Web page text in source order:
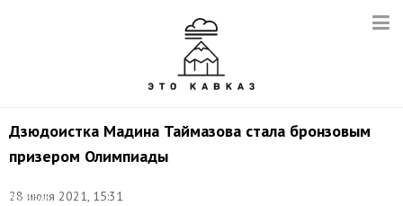
Дзюдоистка Мадина Таймазова стала бронзовым
призером Олимпиады
28 июля 2021, 15:31
Валерий